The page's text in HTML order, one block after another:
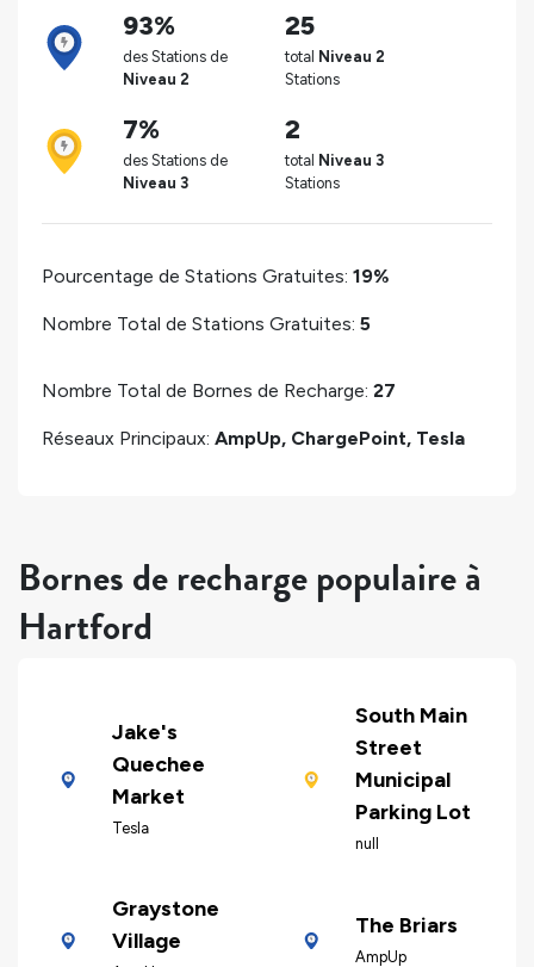
93%
des Stations de
Niveau 2
25
total Niveau 2
Stations
7%
des Stations de
Niveau 3
2
total Niveau 3
Stations
Pourcentage de Stations Gratuites: 19%
Nombre Total de Stations Gratuites: 5
Nombre Total de Bornes de Recharge: 27
Réseaux Principaux: AmpUp, ChargePoint, Tesla
Bornes de recharge populaire à
Hartford
Jake's
Quechee
Market
Tesla
South Main
Street
Municipal
Parking Lot
null
Graystone
Village
The Briars
AmpUp